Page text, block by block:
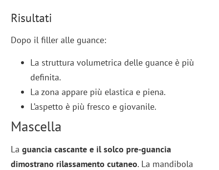
Risultati
Dopo il filler alle guance:
La struttura volumetrica delle guance è più
definita.
La zona appare più elastica e piena.
L’aspetto è più fresco e giovanile.
Mascella
Laguancia cascante e il solco pre-guancia
dimostrano rilassamento cutaneo. La mandibola